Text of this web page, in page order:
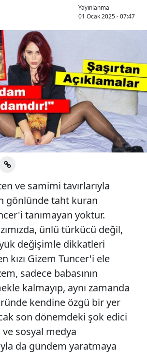
Yayınlanma
01 Ocak 2025 - 07:47
ve samimi tavırlarıyla
gönlünde taht kuran
tanımayan yoktur.
ünlü türkücü değil,
değişimle dikkatleri
kızı Gizem Tuncer'i ele
sadece babasının
kalmayıp, aynı zamanda
kendine özgü bir yer
son dönemdeki şok edici
ve sosyal medya
da gündem yaratmaya